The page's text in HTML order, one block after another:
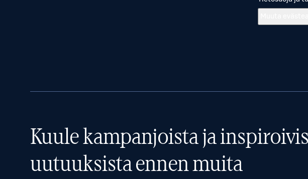
Kuule kampanjoista ja
uutuuksista ennen muita